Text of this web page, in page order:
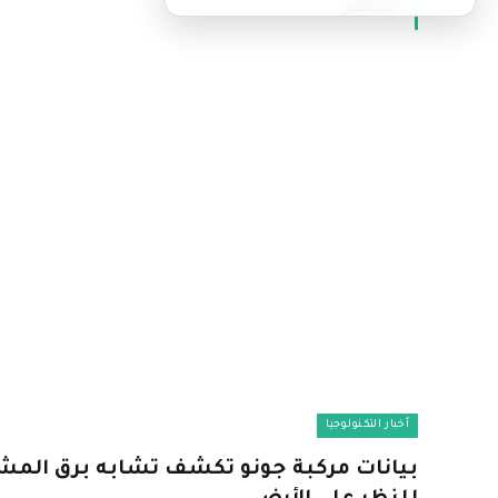
أخبار التكنولوجيا
بيانات مركبة جونو تكشف تشابه برق